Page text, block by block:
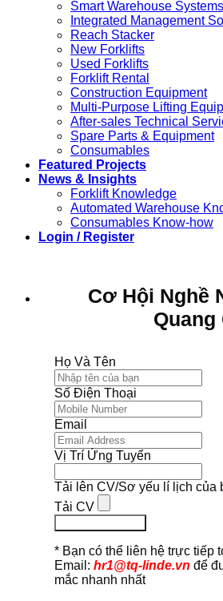
Smart Warehouse Systems
Integrated Management
Reach Stacker
New Forklifts
Used Forklifts
Forklift Rental
Construction Equipment
Multi-Purpose Lifting
After-sales Technical
Spare Parts & Equipment
Consumables
Featured Projects
News & Insights
Forklift Knowledge
Automated Warehouse
Consumables Know-how
Login / Register
Cơ Hội Nghề
Quang
Họ Và Tên
Số Điện Thoại
Email
Vị Trí Ứng Tuyển
Tải lên CV/Sơ yếu lí lịch của
Tải CV
* Bạn có thể liên hệ trực tiếp
Email: hr1@tq-linde.vn để
mắc nhanh nhất